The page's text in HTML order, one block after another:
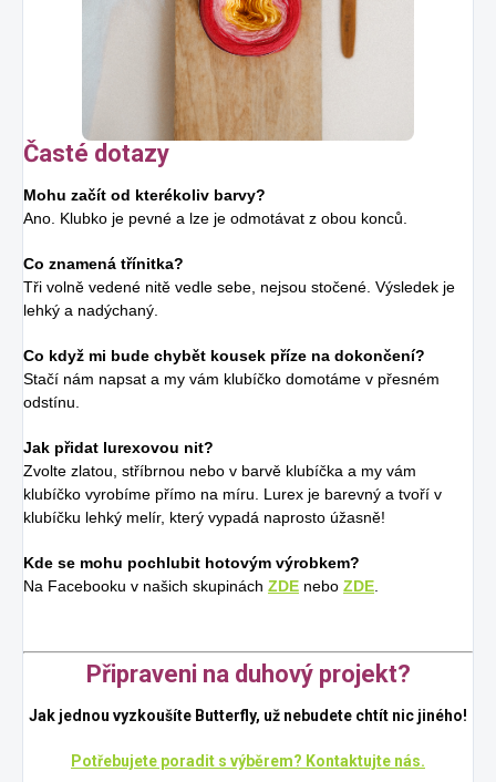
Časté dotazy
Mohu začít od kterékoliv barvy?
Ano. Klubko je pevné a lze je odmotávat z obou konců.
Co znamená třínitka?
Tři volně vedené nitě vedle sebe, nejsou stočené. Výsledek je
lehký a nadýchaný.
Co když mi bude chybět kousek příze na dokončení?
Stačí nám napsat a my vám klubíčko domotáme v přesném
odstínu.
Jak přidat lurexovou nit?
Zvolte zlatou, stříbrnou nebo v barvě klubíčka a my vám
klubíčko vyrobíme přímo na míru. Lurex je barevný a tvoří v
klubíčku lehký melír, který vypadá naprosto úžasně!
Kde se mohu pochlubit hotovým výrobkem?
Na Facebooku v našich skupinách ZDE nebo ZDE.
Připraveni na duhový projekt?
Jak jednou vyzkoušíte Butterfly, už nebudete chtít nic jiného!
Potřebujete poradit s výběrem? Kontaktujte nás.